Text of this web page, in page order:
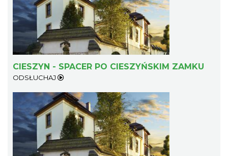
CIESZYN - SPACER PO CIESZYŃSKIM ZAMKU
ODSŁUCHAJ